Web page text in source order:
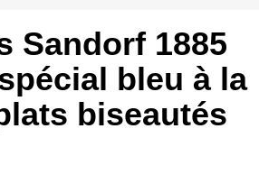
Sandorf 1885
bleu à la
biseautés